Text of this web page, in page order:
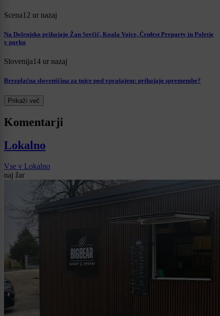
Scena12 ur nazaj
Na Dolenjsko prihajajo Žan Serčič, Koala Voice, Črnfest Preparty in Poletje
v parku
Slovenija14 ur nazaj
Brezplačna slovenščina za tujce pod vprašajem: prihajajo spremembe?
Prikaži več
Komentarji
Lokalno
Vse v Lokalno
naj žar